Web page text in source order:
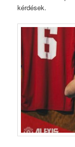
kérdések.